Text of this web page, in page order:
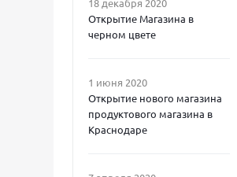
18 декабря 2020
Открытие Магазина в
черном цвете
1 июня 2020
Открытие нового магазина
продуктового магазина в
Краснодаре